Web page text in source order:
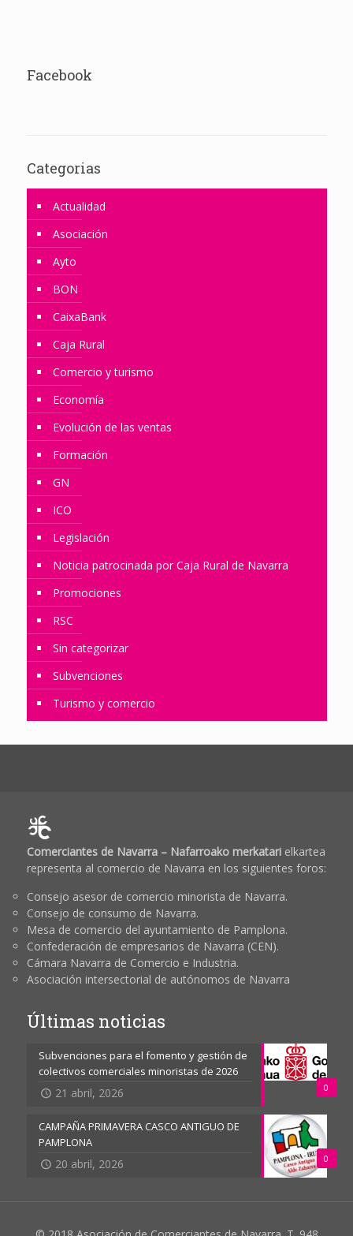
Facebook
Categorias
Actualidad
Asociación
Ayto
BON
CaixaBank
Caja Rural
Comercio y turismo
Economía
Evolución de las ventas
Formación
GN
ICO
Legislación
Noticia patrocinada por Caja Rural de Navarra
Promociones
RSC
Sin categorizar
Subvenciones
Turismo y comercio
Comerciantes de Navarra – Nafarroako merkatarielkartea
representa al comercio de Navarra en los siguientes foros:
Consejo asesor de comercio minorista de Navarra.
Consejo de consumo de Navarra.
Mesa de comercio del ayuntamiento de Pamplona.
Confederación de empresarios de Navarra (CEN).
Cámara Navarra de Comercio e Industria.
Asociación intersectorial de autónomos de Navarra
Últimas noticias
0
Subvenciones para el fomento y gestión de
colectivos comerciales minoristas de 2026
21 abril, 2026
0
CAMPAÑA PRIMAVERA CASCO ANTIGUO DE
PAMPLONA
20 abril, 2026